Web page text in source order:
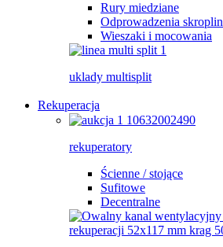
Rury miedziane
Odprowadzenia skroplin
Wieszaki i mocowania
uklady multisplit
Rekuperacja
rekuperatory
Ścienne / stojące
Sufitowe
Decentralne